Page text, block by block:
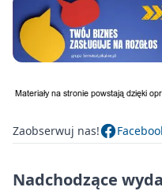
Zaobserwuj nas!
Nadchodzące